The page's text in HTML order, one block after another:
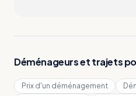
Déménageurs et trajets
Prix d'un déménagement